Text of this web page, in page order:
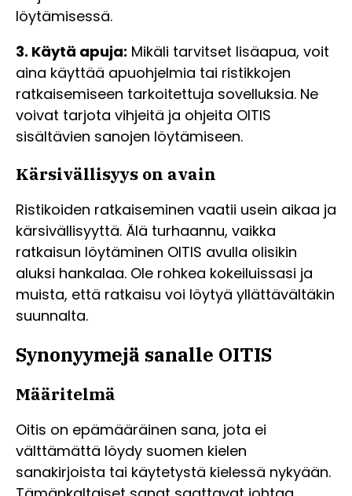
löytämisessä.
3. Käytä apuja: Mikäli tarvitset lisäapua, voit
aina käyttää apuohjelmia tai ristikkojen
ratkaisemiseen tarkoitettuja sovelluksia. Ne
voivat tarjota vihjeitä ja ohjeita OITIS
sisältävien sanojen löytämiseen.
Kärsivällisyys on avain
Ristikoiden ratkaiseminen vaatii usein aikaa ja
kärsivällisyyttä. Älä turhaannu, vaikka
ratkaisun löytäminen OITIS avulla olisikin
aluksi hankalaa. Ole rohkea kokeiluissasi ja
muista, että ratkaisu voi löytyä yllättävältäkin
suunnalta.
Synonyymejä sanalle OITIS
Määritelmä
Oitis on epämääräinen sana, jota ei
välttämättä löydy suomen kielen
sanakirjoista tai käytetystä kielessä nykyään.